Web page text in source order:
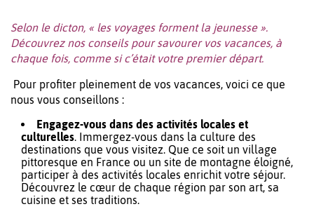
Selon le dicton, « les voyages forment la jeunesse ».
Découvrez nos conseils pour savourer vos vacances, à
chaque fois, comme si c’était votre premier départ.
Pour profiter pleinement de vos vacances, voici ce que
nous vous conseillons :
Engagez-vous dans des activités locales et
culturelles. Immergez-vous dans la culture des
destinations que vous visitez. Que ce soit un village
pittoresque en France ou un site de montagne éloigné,
participer à des activités locales enrichit votre séjour.
Découvrez le cœur de chaque région par son art, sa
cuisine et ses traditions.